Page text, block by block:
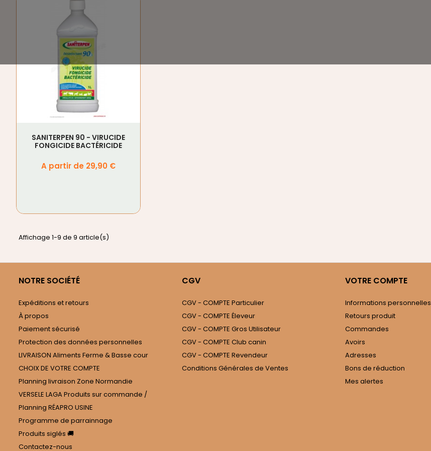
SANITERPEN 90 - VIRUCIDE
FONGICIDE BACTÉRICIDE
Prix
A partir de 29,90 €
Affichage 1-9 de 9 article(s)
NOTRE SOCIÉTÉ
Expéditions et retours
À propos
Paiement sécurisé
Protection des données personnelles
LIVRAISON Aliments Ferme & Basse cour
CHOIX DE VOTRE COMPTE
Planning livraison Zone Normandie
VERSELE LAGA Produits sur commande /
Planning RÉAPRO USINE
Programme de parrainnage
Produits siglés 🚚
Contactez-nous
CGV
CGV - COMPTE Particulier
CGV - COMPTE Éleveur
CGV - COMPTE Gros Utilisateur
CGV - COMPTE Club canin
CGV - COMPTE Revendeur
Conditions Générales de Ventes
VOTRE COMPTE
Informations personnelles
Retours produit
Commandes
Avoirs
Adresses
Bons de réduction
Mes alertes